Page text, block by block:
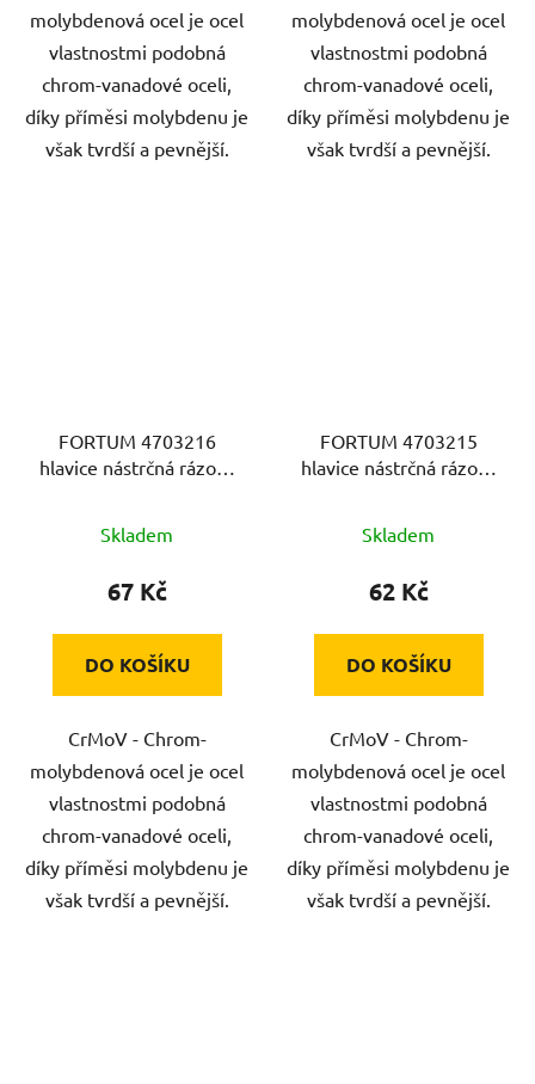
molybdenová ocel je ocel
vlastnostmi podobná
chrom-vanadové oceli,
díky příměsi molybdenu je
však tvrdší a pevnější.
molybdenová ocel je ocel
vlastnostmi podobná
chrom-vanadové oceli,
díky příměsi molybdenu je
však tvrdší a pevnější.
FORTUM 4703216
hlavice nástrčná rázová
Skladem
67 Kč
DO KOŠÍKU
CrMoV - Chrom-
molybdenová ocel je ocel
vlastnostmi podobná
chrom-vanadové oceli,
díky příměsi molybdenu je
však tvrdší a pevnější.
FORTUM 4703215
hlavice nástrčná rázová
Skladem
62 Kč
DO KOŠÍKU
CrMoV - Chrom-
molybdenová ocel je ocel
vlastnostmi podobná
chrom-vanadové oceli,
díky příměsi molybdenu je
však tvrdší a pevnější.